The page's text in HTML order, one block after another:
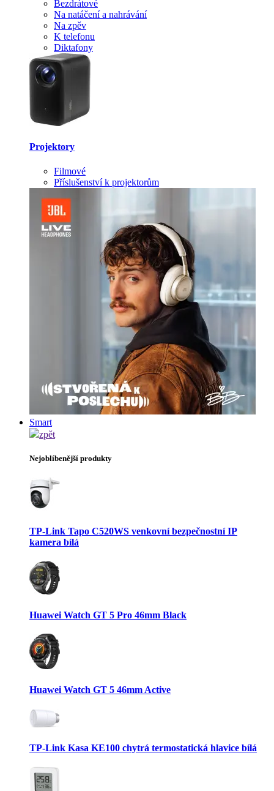
Bezdrátové
Na natáčení a nahrávání
Na zpěv
K telefonu
Diktafony
Projektory
Filmové
Příslušenství k projektorům
Smart
zpět
Nejoblíbenější produkty
TP-Link Tapo C520WS venkovní bezpečnostní IP
kamera bílá
Huawei Watch GT 5 Pro 46mm Black
Huawei Watch GT 5 46mm Active
TP-Link Kasa KE100 chytrá termostatická hlavice bílá